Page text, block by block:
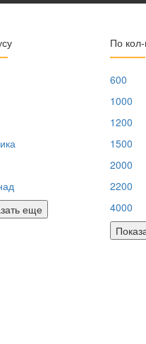
еще
По кол-
600
1000
1200
1500
2000
2200
4000